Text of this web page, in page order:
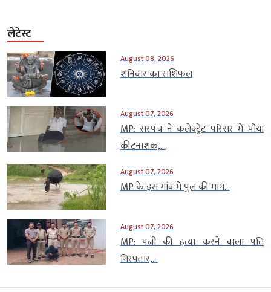
लेटेस्ट
August 08, 2026
शनिवार का राशिफल
August 07, 2026
MP: सरपंच ने कलेक्ट्रेट परिसर में पीया
कीटनाशक,...
August 07, 2026
MP के इस गांव में पुल की मांग...
August 07, 2026
MP: पत्नी की हत्या करने वाला पति
गिरफ्तार,...